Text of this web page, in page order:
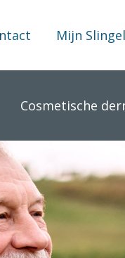
Mijn
Cosmetische